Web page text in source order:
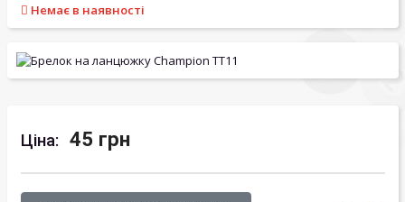
Немає в наявності
Ціна: 45 грн